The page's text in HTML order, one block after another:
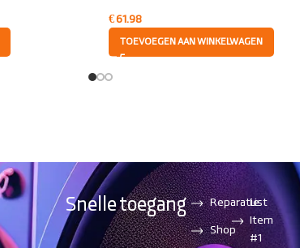
€61.98
TOEVOEGEN AAN WINKELWAGEN
Snelle toegang
Reparatie
Shop
List
Item
#1